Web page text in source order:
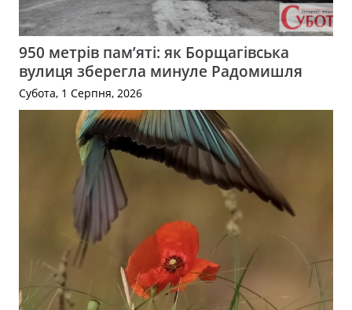
950 метрів пам’яті: як Борщагівська
вулиця зберегла минуле Радомишля
Субота, 1 Серпня, 2026